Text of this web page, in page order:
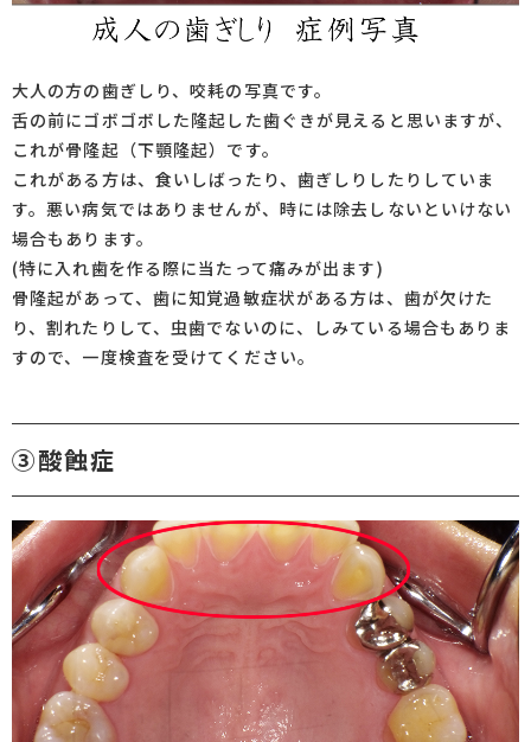
大人の方の歯ぎしり、咬耗の写真です。
舌の前にゴボゴボした隆起した歯ぐきが見えると思いますが、
これが骨隆起（下顎隆起）です。
これがある方は、食いしばったり、歯ぎしりしたりしていま
す。悪い病気ではありませんが、時には除去しないといけない
場合もあります。
(特に入れ歯を作る際に当たって痛みが出ます)
骨隆起があって、歯に知覚過敏症状がある方は、歯が欠けた
り、割れたりして、虫歯でないのに、しみている場合もありま
すので、一度検査を受けてください。
③酸蝕症